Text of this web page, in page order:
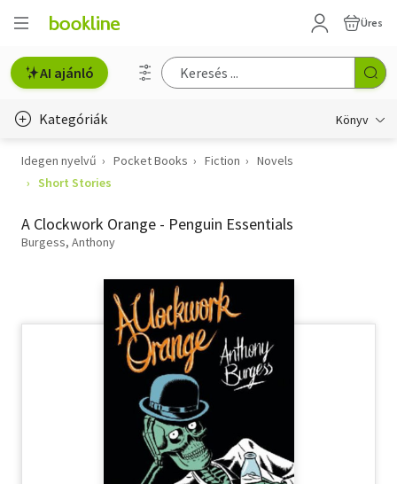
Üres
AI ajánló
Kategóriák Könyv
Életmód, egészség
Gyermek- és ifjúsági
Hobbi, szabadidő
Tankönyv, segédkönyv
Idegen nyelvű Pocket Books Fiction
Novels
Short Stories
A Clockwork Orange - Penguin Essentials
Burgess, Anthony